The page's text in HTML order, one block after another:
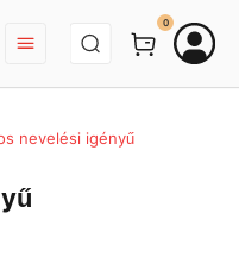
BEJELENTKEZÉS
0
nevelési igényű